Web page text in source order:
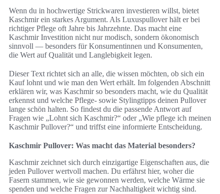
Wenn du in hochwertige Strickwaren investieren willst, bietet
Kaschmir ein starkes Argument. Als Luxuspullover hält er bei
richtiger Pflege oft Jahre bis Jahrzehnte. Das macht eine
Kaschmir Investition nicht nur modisch, sondern ökonomisch
sinnvoll — besonders für Konsumentinnen und Konsumenten,
die Wert auf Qualität und Langlebigkeit legen.
Dieser Text richtet sich an alle, die wissen möchten, ob sich ein
Kauf lohnt und wie man den Wert erhält. Im folgenden Abschnitt
erklären wir, was Kaschmir so besonders macht, wie du Qualität
erkennst und welche Pflege- sowie Stylingtipps deinen Pullover
lange schön halten. So findest du die passende Antwort auf
Fragen wie „Lohnt sich Kaschmir?“ oder „Wie pflege ich meinen
Kaschmir Pullover?“ und triffst eine informierte Entscheidung.
Kaschmir Pullover: Was macht das Material besonders?
Kaschmir zeichnet sich durch einzigartige Eigenschaften aus, die
jeden Pullover wertvoll machen. Du erfährst hier, woher die
Fasern stammen, wie sie gewonnen werden, welche Wärme sie
spenden und welche Fragen zur Nachhaltigkeit wichtig sind.